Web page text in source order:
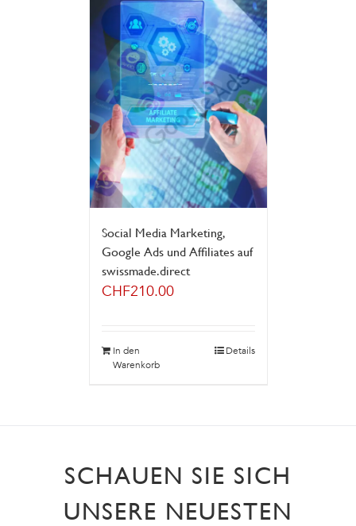
Social Media Marketing,
Google Ads und Affiliates auf
swissmade.direct
CHF210.00
In den
Warenkorb
Details
SCHAUEN SIE SICH
UNSERE NEUESTEN